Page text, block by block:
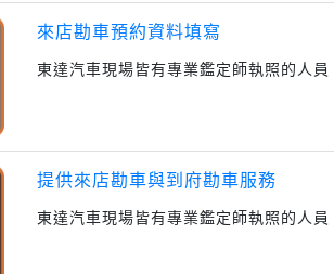
來店勘車預約資料填寫
東達汽車現場皆有專業鑑定師執照的人
提供來店勘車與到府勘車服務
東達汽車現場皆有專業鑑定師執照的人